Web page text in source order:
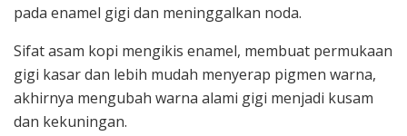
pada enamel gigi dan meninggalkan noda.
Sifat asam kopi mengikis enamel, membuat permukaan
gigi kasar dan lebih mudah menyerap pigmen warna,
akhirnya mengubah warna alami gigi menjadi kusam
dan kekuningan.